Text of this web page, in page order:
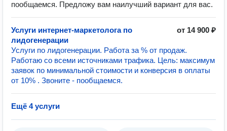
пообщаемся. Предложу вам наилучший вариант для вас.
Услуги интернет-маркетолога по
лидогенерации
от 14 900 ₽
Услуги по лидогенерации. Работа за % от продаж.
Работаю со всеми источниками трафика. Цель: максимум
заявок по минимальной стоимости и конверсия в оплаты
от 10% . Звоните - пообщаемся.
Ещё 4 услуги